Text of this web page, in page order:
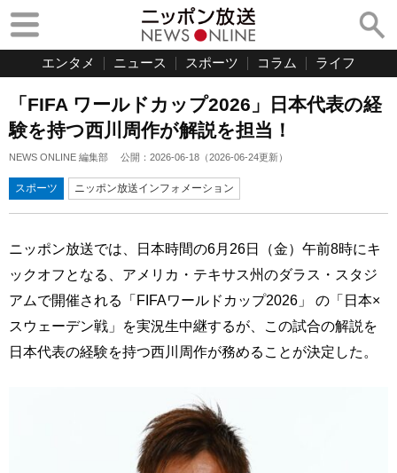
エンタメ ニュース スポーツ コラム ライフ
「FIFA ワールドカップ2026」日本代表の経
験を持つ西川周作が解説を担当！
NEWS ONLINE 編集部 公開： 2026-06-18 （2026-06-24更新）
スポーツ ニッポン放送インフォメーション
ニッポン放送では、日本時間の6月26日（金）午前8時にキ
ックオフとなる、アメリカ・テキサス州のダラス・スタジ
アムで開催される「FIFAワールドカップ2026」 の「日本×
スウェーデン戦」を実況生中継するが、この試合の解説を
日本代表の経験を持つ西川周作が務めることが決定した。